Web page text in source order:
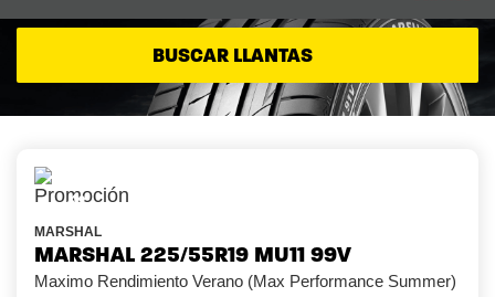
BUSCAR LLANTAS
-5%
MARSHAL
MARSHAL 225/55R19 MU11 99V
Maximo Rendimiento Verano (Max Performance Summer)